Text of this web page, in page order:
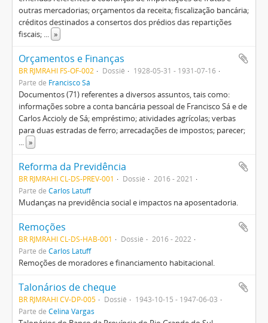
outras mercadorias; orçamentos da receita; fiscalização bancária;
créditos destinados a consertos dos prédios das repartições
fiscais; ... »
Orçamentos e Finanças
BR RJMRAHI FS-OF-002 Dossiê
1928-05-31 - 1931-07-16
Parte de Francisco Sá
Documentos (71) referentes a diversos assuntos, tais como:
informações sobre a conta bancária pessoal de Francisco Sá e de
Carlos Accioly de Sá; empréstimo; atividades agrícolas; verbas
para duas estradas de ferro; arrecadações de impostos; parecer;
... »
Reforma da Previdência
BR RJMRAHI CL-DS-PREV-001 Dossiê
2016 - 2021
Parte de Carlos Latuff
Mudanças na previdência social e impactos na aposentadoria.
Remoções
BR RJMRAHI CL-DS-HAB-001 Dossiê
2016 - 2022
Parte de Carlos Latuff
Remoções de moradores e financiamento habitacional.
Talonários de cheque
BR RJMRAHI CV-DP-005 Dossiê
1943-10-15 - 1947-06-03
Parte de Celina Vargas